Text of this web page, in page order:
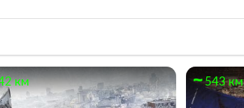
км 543 км